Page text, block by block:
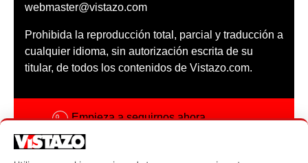
webmaster@vistazo.com
Prohibida la reproducción total, parcial y traducción a
cualquier idioma, sin autorización escrita de su
titular, de todos los contenidos de Vistazo.com.
Empieza a seguirnos ahora